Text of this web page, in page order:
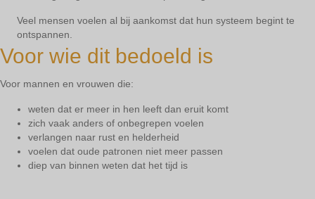
Veel mensen voelen al bij aankomst dat hun systeem begint te
ontspannen.
Voor wie dit bedoeld is
Voor mannen en vrouwen die:
weten dat er meer in hen leeft dan eruit komt
zich vaak anders of onbegrepen voelen
verlangen naar rust en helderheid
voelen dat oude patronen niet meer passen
diep van binnen weten dat het tijd is